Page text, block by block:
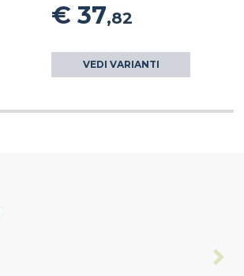
€ 37,82
VEDI VARIANTI